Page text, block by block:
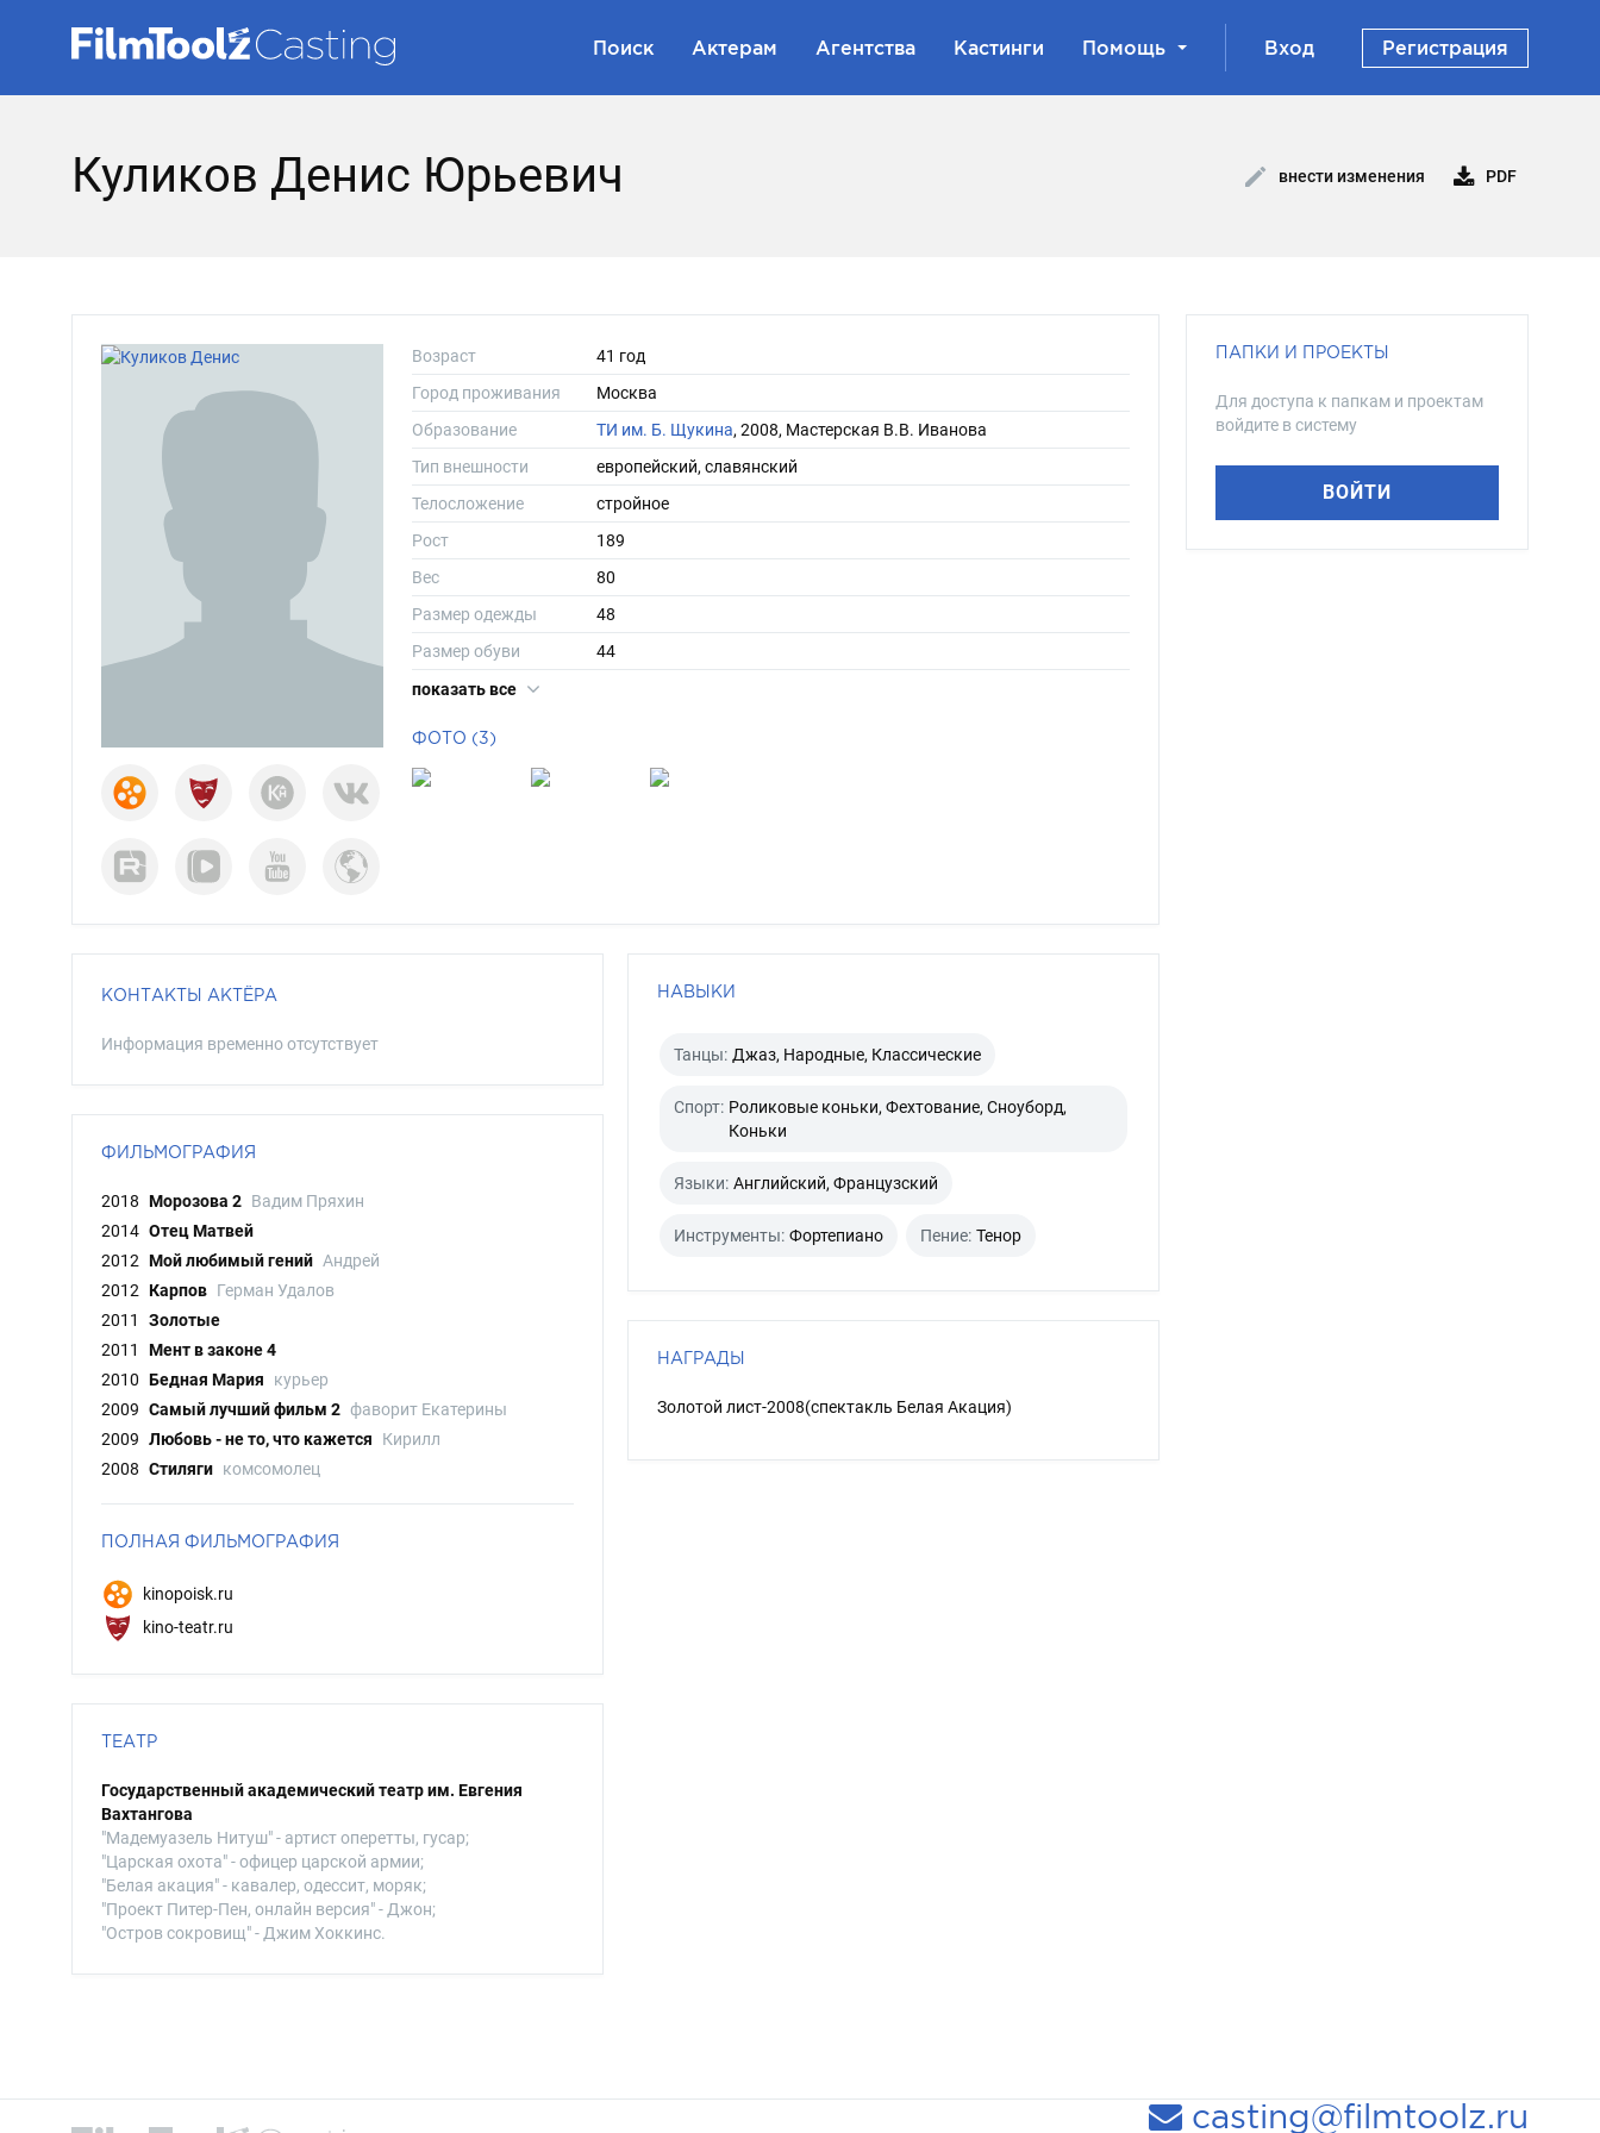
Поиск Актерам Агентства Кастинги Помощь Вход Регистрация
Куликов Денис Юрьевич внести изменения PDF
Возраст
41 год
Город проживания
Москва
Образование
ТИ им. Б. Щукина, 2008, Мастерская В.В. Иванова
Тип внешности
европейский, славянский
Телосложение
стройное
Рост
189
Вес
80
Размер одежды
48
Размер обуви
44
Длина волос
показать все
ФОТО (3)
КОНТАКТЫ АКТЁРА
Информация временно отсутствует
ФИЛЬМОГРАФИЯ
2018 Морозова 2 Вадим Пряхин
2014 Отец Матвей
2012 Мой любимый гений Андрей
2012
Карпов Герман Удалов
2011
Золотые
2011
Мент в законе 4
2010 Бедная Мария
курьер
2009 Самый лучший фильм 2 фаворит Екатерины
2009 Любовь - не то, что кажется
Кирилл
2008 Стиляги комсомолец
ПОЛНАЯ ФИЛЬМОГРАФИЯ
kinopoisk.ru
kino-teatr.ru
ТЕАТР
Государственный академический театр им. Евгения
Вахтангова
"Мадемуазель Нитуш" - артист оперетты, гусар;
"Царская охота" - офицер царской армии;
"Белая акация" - кавалер, одессит, моряк;
"Проект Питер-Пен, онлайн версия" - Джон;
"Остров сокровищ" - Джим Хоккинс.
НАВЫКИ
Танцы: Джаз, Народные, Классические
Спорт: Роликовые коньки, Фехтование, Сноуборд,
Коньки
Языки: Английский, Французский
Инструменты: Фортепиано Пение: Тенор
НАГРАДЫ
Золотой лист-2008(спектакль Белая Акация)
ПАПКИ И ПРОЕКТЫ
Для доступа к папкам и проектам
войдите в систему
ВОЙТИ
casting@filmtoolz.ru